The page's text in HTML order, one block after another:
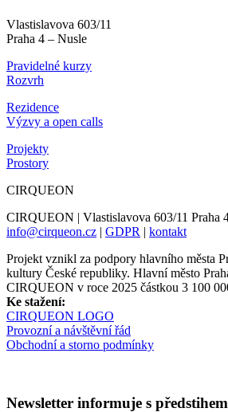
Vlastislavova 603/11
Praha 4 – Nusle
Pravidelné kurzy
Rozvrh
Rezidence
Výzvy a open calls
Projekty
Prostory
CIRQUEON
CIRQUEON | Vlastislavova 603/11 Praha
info@cirqueon.cz | GDPR | kontakt
Projekt vznikl za podpory hlavního města
kultury České republiky. Hlavní město
CIRQUEON v roce 2025 částkou 3 100
Ke stažení:
CIRQUEON LOGO
Provozní a návštěvní řád
Obchodní a storno podmínky
Newsletter informuje s předstihem